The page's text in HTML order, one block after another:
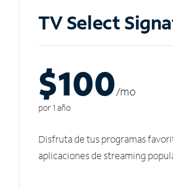
TV Select
$100/mo
por 1 año
Disfruta de tus programas
aplicaciones de streaming